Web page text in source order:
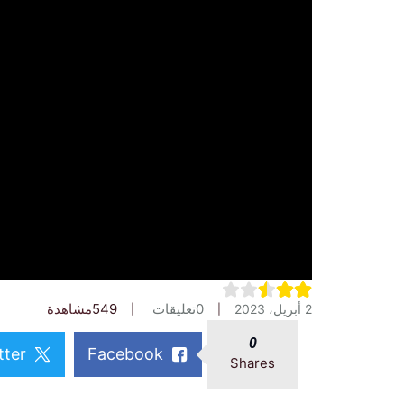
2 أبريل، 2023 0تعليقات 549مشاهدة
0
Shares
Facebook